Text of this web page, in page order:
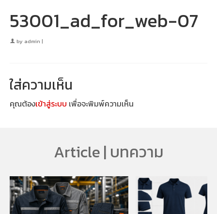
53001_ad_for_web-07
by admin |
ใส่ความเห็น
คุณต้องเข้าสู่ระบบ เพื่อจะพิมพ์ความเห็น
Article | บทความ